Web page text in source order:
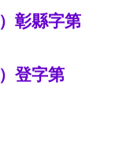
）彰縣字第
）登字第